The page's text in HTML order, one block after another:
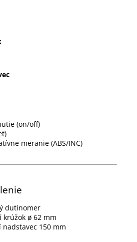
(on/off)
meranie (ABS/INC)
dutinomer
krúžok ø 62 mm
nadstavec 150 mm